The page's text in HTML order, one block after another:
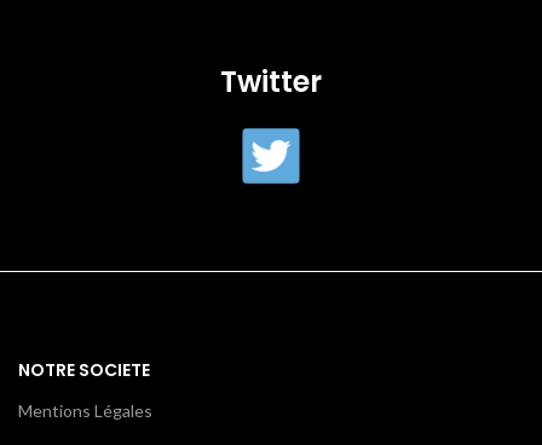
Twitter
NOTRE SOCIETE
Mentions Légales